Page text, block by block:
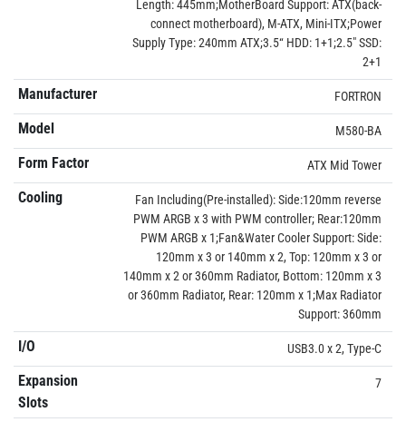
Length: 445mm;MotherBoard Support: ATX(back-
connect motherboard), M-ATX, Mini-ITX;Power
Supply Type: 240mm ATX;3.5“ HDD: 1+1;2.5" SSD:
2+1
Manufacturer FORTRON
Model M580-BA
Form Factor ATX Mid Tower
Cooling
Fan Including(Pre-installed): Side:120mm reverse
PWM ARGB x 3 with PWM controller; Rear:120mm
PWM ARGB x 1;Fan&Water Cooler Support: Side:
120mm x 3 or 140mm x 2, Top: 120mm x 3 or
140mm x 2 or 360mm Radiator, Bottom: 120mm x 3
or 360mm Radiator, Rear: 120mm x 1;Max Radiator
Support: 360mm
I/O USB3.0 x 2, Type-C
Expansion
Slots
7